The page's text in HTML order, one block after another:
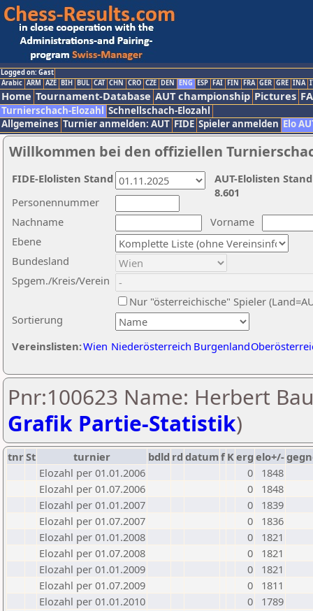
Logged on: Gast
Arabic ARM AZE BIH BUL CAT CHN CRO CZE DEN ENG ESP FAI FIN FRA GER GRE INA
Home Tournament-Database AUT championship Pictures
Turnierschach-Elozahl Schnellschach-Elozahl
Allgemeines Turnier anmelden: AUT FIDE Spieler anmelden Elo
Willkommen bei den offiziellen
Nachname
Vorname
Ebene
Sortierung
Personennummer
Bundesland
Spgem./Kreis/Verein
Nur "österreichische" Spieler
Vereinslisten:Wien Niederösterreich Burgenland
AUT-Elolisten
8.601
FIDE-Elolisten Stand
Pnr:100623 Name: Herbert
Grafik Partie-Statistik)
tnrSt turnier bdld rd datumf Kerg elo+/-
Elozahl per 01.01.2006
0
1848
Elozahl per 01.07.2006
0
1848
Elozahl per 01.01.2007
0
1839
Elozahl per 01.07.2007
0
1836
Elozahl per 01.01.2008
0
1821
Elozahl per 01.07.2008
0
1821
Elozahl per 01.01.2009
0
1821
Elozahl per 01.07.2009
0
1811
Elozahl per 01.01.2010
0
1789